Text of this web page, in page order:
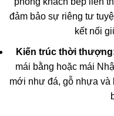
đảm bảo sự riêng tư
kết nối
Kiến trúc thời
mái bằng hoặc mái
mới như đá, gỗ nhựa